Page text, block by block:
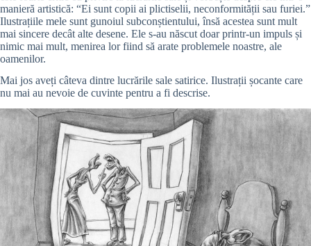
manieră artistică: “Ei sunt copii ai plictiselii, neconformității sau furiei.”
Ilustrațiile mele sunt gunoiul subconștientului, însă acestea sunt mult
mai sincere decât alte desene. Ele s-au născut doar printr-un impuls și
nimic mai mult, menirea lor fiind să arate problemele noastre, ale
oamenilor.
Mai jos aveți câteva dintre lucrările sale satirice. Ilustrații șocante care
nu mai au nevoie de cuvinte pentru a fi descrise.